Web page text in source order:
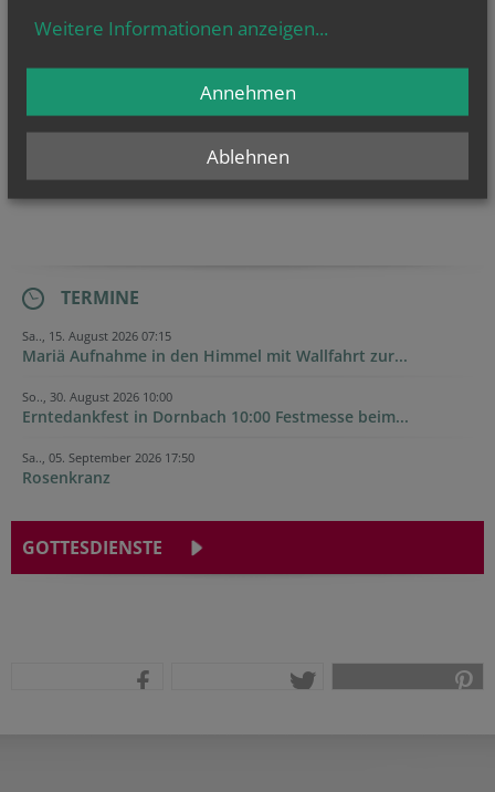
TERMINE
Sa.., 15. August 2026 07:15
Mariä Aufnahme in den Himmel mit Wallfahrt zur...
So.., 30. August 2026 10:00
Erntedankfest in Dornbach 10:00 Festmesse beim...
Sa.., 05. September 2026 17:50
Rosenkranz
GOTTESDIENSTE
Weitere Informationen anzeigen...
Ablehnen
Annehmen